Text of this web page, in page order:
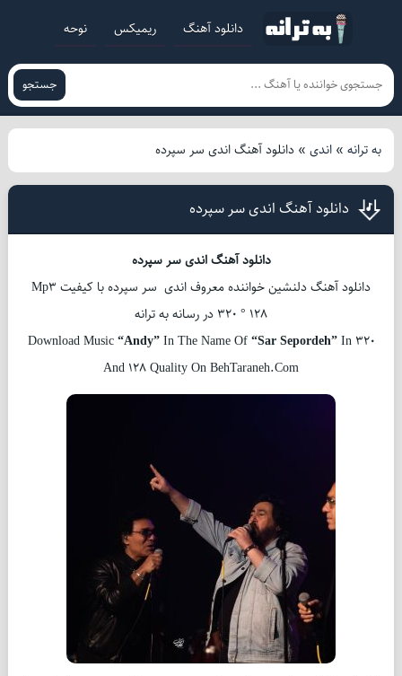
دانلود آهنگ ریمیکس نوحه
جستجو
به ترانه» اندی» دانلود آهنگ اندی سر سپرده
دانلود آهنگ اندی سر سپرده
دانلود آهنگ اندی سر سپرده
دانلود آهنگ دلنشین خواننده معروف اندی سر سپرده با کیفیت Mp3
320 ° 128 در رسانه به ترانه
Download Music“Andy”In The Name Of“Sar Sepordeh”In 320
And 128 Quality On BehTaraneh.Com